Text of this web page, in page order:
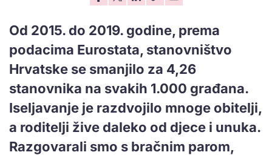
Od 2015. do 2019. godine, prema
podacima Eurostata, stanovništvo
Hrvatske se smanjilo za 4,26
stanovnika na svakih 1.000 građana.
Iseljavanje je razdvojilo mnoge obitelji,
a roditelji žive daleko od djece i unuka.
Razgovarali smo s bračnim parom,